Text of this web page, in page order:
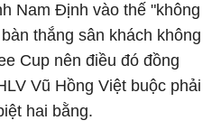
Nam Định vào thế "không
thắng sân khách không
Cup nên điều đó đồng
Vũ Hồng Việt buộc phải
hai bằng.